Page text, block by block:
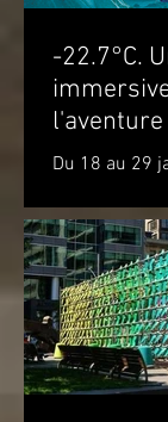
-22.7°C.
Molécule
Du 18 au 29
présenter